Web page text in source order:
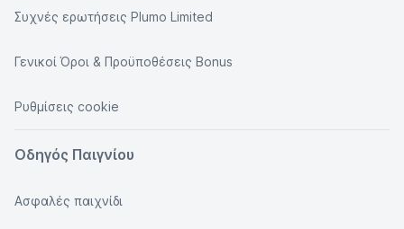
Συχνές ερωτήσεις Plumo Limited
Γενικοί Όροι & Προϋποθέσεις Bonus
Ρυθμίσεις cookie
Οδηγός Παιγνίου
Ασφαλές παιχνίδι